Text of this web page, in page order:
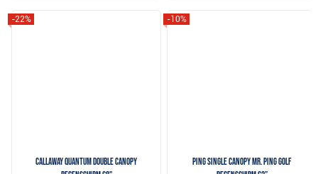
Callaway QUANTUM Double Canopy
-22%
Ping Single Canopy Mr. Ping Golf
-10%